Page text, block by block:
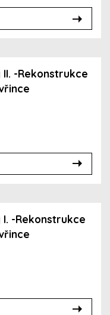
-Rekonstrukce
-Rekonstrukce